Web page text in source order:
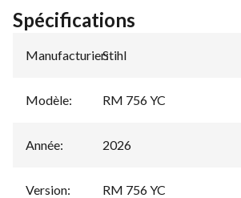
Spécifications
Manufacturier:
Stihl
Modèle: RM 756 YC
Année: 2026
Version: RM 756 YC